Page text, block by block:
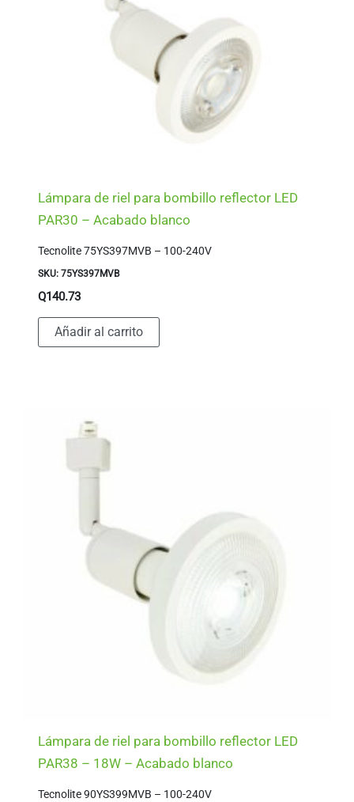
Lámpara de riel para bombillo reflector LED
PAR30 – Acabado blanco
Tecnolite 75YS397MVB – 100-240V
SKU: 75YS397MVB
Q140.73
Añadir al carrito
Lámpara de riel para bombillo reflector LED
PAR38 – 18W – Acabado blanco
Tecnolite 90YS399MVB – 100-240V